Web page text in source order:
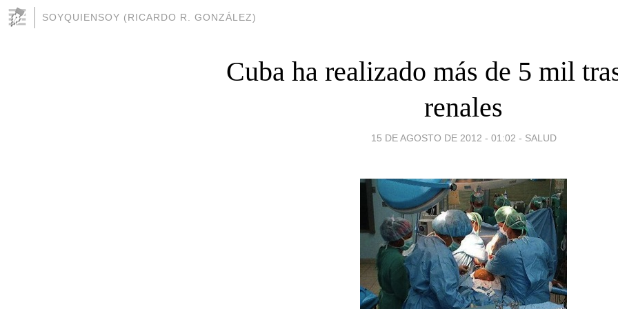
SOYQUIENSOY (RICARDO R. GONZÁLEZ)
Cuba ha realizado más de 5 mil
renales
15 DE AGOSTO DE 2012 - 01:02 - SALUD